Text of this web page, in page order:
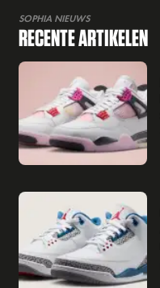
SOPHIA NIEUWS
RECENTE ARTIKELEN